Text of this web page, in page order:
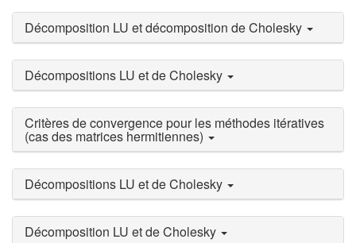
Décomposition LU et décomposition de Cholesky
Décompositions LU et de Cholesky
Critères de convergence pour les méthodes itératives
(cas des matrices hermitiennes)
Décompositions LU et de Cholesky
Décomposition LU et de Cholesky